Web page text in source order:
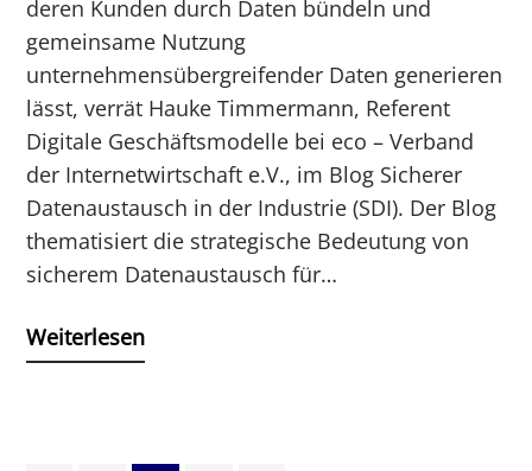
deren Kunden durch Daten bündeln und
gemeinsame Nutzung
unternehmensübergreifender Daten generieren
lässt, verrät Hauke Timmermann, Referent
Digitale Geschäftsmodelle bei eco – Verband
der Internetwirtschaft e.V., im Blog Sicherer
Datenaustausch in der Industrie (SDI). Der Blog
thematisiert die strategische Bedeutung von
sicherem Datenaustausch für…
Weiterlesen